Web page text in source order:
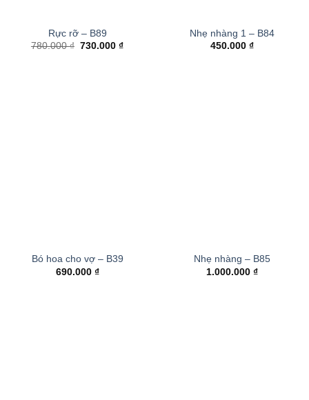
Rực rỡ – B89
780.000₫ Giá
730.000₫Giá
Nhẹ nhàng 1 – B84
450.000 ₫
Bó hoa cho vợ – B39
690.000 ₫
Nhẹ nhàng – B85
1.000.000 ₫